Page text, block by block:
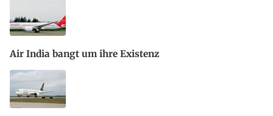
Air India bangt um ihre Existenz